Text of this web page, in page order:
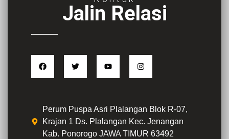
Jalin Relasi
Perum Puspa Asri Plalangan Blok R-07,
Krajan 1 Ds. Plalangan Kec. Jenangan
Kab. Ponorogo JAWA TIMUR 63492